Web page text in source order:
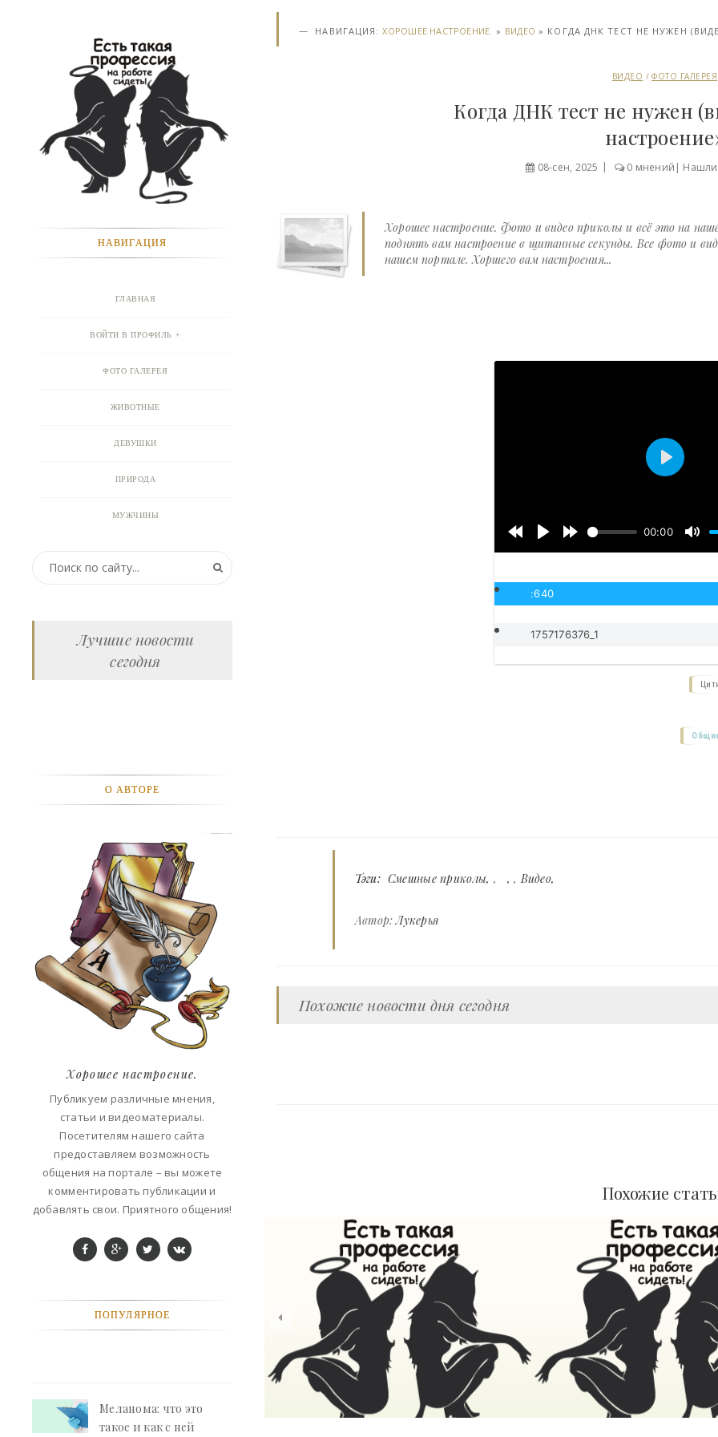
НАВИГАЦИЯ:ХОРОШЕЕ НАСТРОЕНИЕ. » ВИДЕО » КОГДА ДНК ТЕСТ НЕ НУЖЕН
ВИДЕО /ФОТО ГАЛЕРЕЯ
Когда ДНК тест не нужен
08-сен, 2025 0 мнений |
Хорошее настроение. Фото и видео приколы и всё это на
поднять вам настроение в щитанные секунды. Все фото и
нашем портале. Хоршего вам настроения...
00:00
:640
1757176376_1
Тэги: Смешные приколы , ,Видео
Автор:Лукерья
Похожие новости дня сегодня
Похожие
НАВИГАЦИЯ
ГЛАВНАЯ
ВОЙТИ В ПРОФИЛЬ
ФОТО ГАЛЕРЕЯ
ЖИВОТНЫЕ
ДЕВУШКИ
ПРИРОДА
МУЖЧИНЫ
ОТКРЫТКИ
ЛЮДИ
ПОДРОСТКИ
ГОРОДА
ЭКСПЕРЕМЕНТЫ
ЖИЛЬЕ
ЗВЕЗДЫ
Лучшие новости
сегодня
О АВТОРЕ
Хорошее настроение.
Публикуем различные мнения,
статьи и видеоматериалы.
Посетителям нашего сайта
предоставляем возможность
общения на портале – вы можете
комментировать публикации и
добавлять свои. Приятного общения!
ПОПУЛЯРНОЕ
Меланома: что это
такое и как с ней